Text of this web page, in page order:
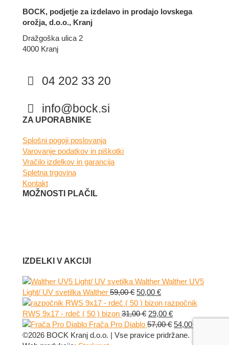
BOCK, podjetje za izdelavo in prodajo lovskega
orožja, d.o.o., Kranj
Dražgoška ulica 2
4000 Kranj
04 202 33 20
info@bock.si
Facebook
Instagram
ZA UPORABNIKE
Splošni pogoji poslovanja
Varovanje podatkov in piškotki
Vračilo izdelkov in garancija
Spletna trgovina
Kontakt
MOŽNOSTI PLAČIL
IZDELKI V AKCIJI
Walther UV5
Light/ UV svetilka Walther 59,00€ Izvirna
cena
je
bila:
59,00 €.
50,00 €Trenutna
cena
je:
50,00 €.
razpočnik
RWS 9x17 - rdeč ( 50 ) bizon 31,00€ Izvirna
cena
je
29,00 €Trenutna
cena
je:
Frača Pro Diablo 57,00€ Izvirna
cena
54,00
©2026 BOCK Kranj d.o.o. | Vse pravice pridržane.